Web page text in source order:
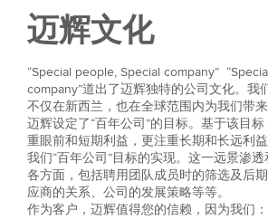
迈辉文化
“Special people, Special company”
company”道出了迈辉独特的公司文化。我
不仅在新西兰，也在全球范围内为我们带来
迈辉设定了“百年公司”的目标。基于该目
重眼前和短期利益，更注重长期和长远利
我们“百年公司”目标的实现。这一远景渗
各方面，包括聘用团队成员时的筛选及后
应商的关系、公司的发展策略等等。
作为客户，迈辉值得您的信赖，因为我们：